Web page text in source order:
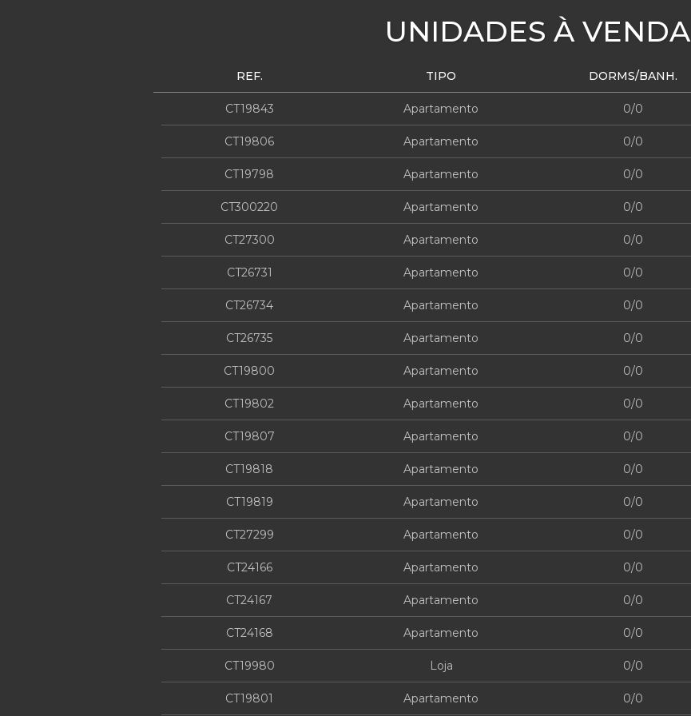
UNIDADES À VENDA
REF. TIPO DORMS/BANH.
CT19843 Apartamento 0/0
CT19806 Apartamento 0/0
CT19798 Apartamento 0/0
CT300220 Apartamento 0/0
CT27300 Apartamento 0/0
CT26731 Apartamento 0/0
CT26734 Apartamento 0/0
CT26735 Apartamento 0/0
CT19800 Apartamento 0/0
CT19802 Apartamento 0/0
CT19807 Apartamento 0/0
CT19818 Apartamento 0/0
CT19819 Apartamento 0/0
CT27299 Apartamento 0/0
CT24166 Apartamento 0/0
CT24167 Apartamento 0/0
CT24168 Apartamento 0/0
CT19980 Loja 0/0
CT19801 Apartamento 0/0